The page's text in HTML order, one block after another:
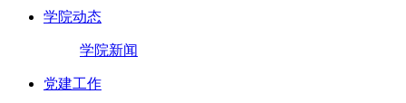
学院动态
学院新闻
党建工作